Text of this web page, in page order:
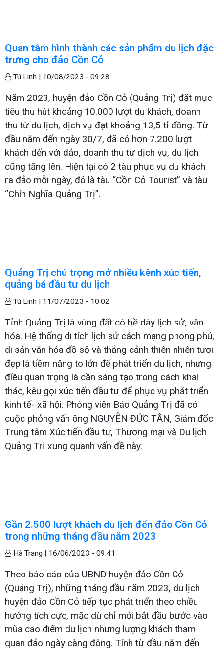
Quan tâm hình thành các sản phẩm du lịch đặc
trưng cho đảo Cồn Cỏ
Tú Linh | 10/08/2023 - 09:28
Năm 2023, huyện đảo Cồn Cỏ (Quảng Trị) đặt mục
tiêu thu hút khoảng 10.000 lượt du khách, doanh
thu từ du lịch, dịch vụ đạt khoảng 13,5 tỉ đồng. Từ
đầu năm đến ngày 30/7, đã có hơn 7.200 lượt
khách đến với đảo, doanh thu từ dịch vụ, du lịch
cũng tăng lên. Hiện tại có 2 tàu phục vụ du khách
ra đảo mỗi ngày, đó là tàu “Cồn Cỏ Tourist” và tàu
“Chín Nghĩa Quảng Trị”.
Quảng Trị chú trọng mở nhiều kênh xúc tiến,
quảng bá đầu tư du lịch
Tú Linh | 11/07/2023 - 10:02
Tỉnh Quảng Trị là vùng đất có bề dày lịch sử, văn
hóa. Hệ thống di tích lịch sử cách mạng phong phú,
di sản văn hóa đồ sộ và thắng cảnh thiên nhiên tươi
đẹp là tiềm năng to lớn để phát triển du lịch, nhưng
điều quan trọng là cần sáng tạo trong cách khai
thác, kêu gọi xúc tiến đầu tư để phục vụ phát triển
kinh tế- xã hội. Phóng viên Báo Quảng Trị đã có
cuộc phỏng vấn ông NGUYỄN ĐỨC TÂN, Giám đốc
Trung tâm Xúc tiến đầu tư, Thương mại và Du lịch
Quảng Trị xung quanh vấn đề này.
Gần 2.500 lượt khách du lịch đến đảo Cồn Cỏ
trong những tháng đầu năm 2023
Hà Trang | 16/06/2023 - 09:41
Theo báo cáo của UBND huyện đảo Cồn Cỏ
(Quảng Trị), những tháng đầu năm 2023, du lịch
huyện đảo Cồn Cỏ tiếp tục phát triển theo chiều
hướng tích cực, mặc dù chỉ mới bắt đầu bước vào
mùa cao điểm du lịch nhưng lượng khách tham
quan đảo ngày càng đông. Tính từ đầu năm đến